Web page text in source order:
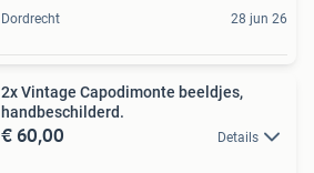
Dordrecht 28 jun 26
2x Vintage Capodimonte beeldjes,
handbeschilderd.
€ 60,00 Details